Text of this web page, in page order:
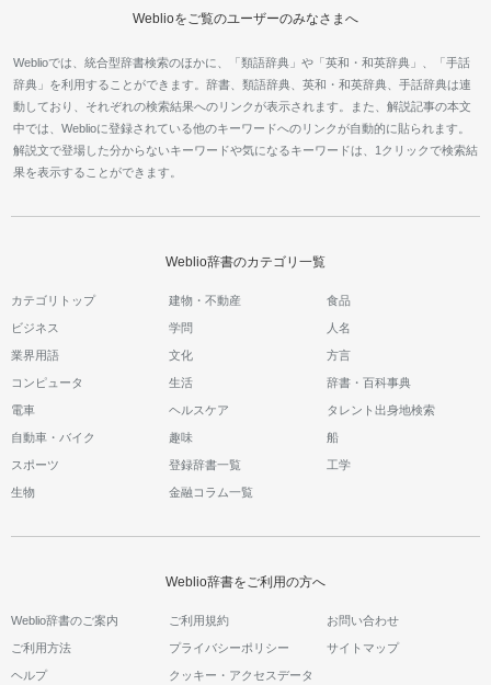
Weblioをご覧のユーザーのみなさまへ
Weblioでは、統合型辞書検索のほかに、「類語辞典」や「英和・和英辞典」、「手話
辞典」を利用することができます。辞書、類語辞典、英和・和英辞典、手話辞典は連
動しており、それぞれの検索結果へのリンクが表示されます。また、解説記事の本文
中では、Weblioに登録されている他のキーワードへのリンクが自動的に貼られます。
解説文で登場した分からないキーワードや気になるキーワードは、1クリックで検索結
果を表示することができます。
Weblio辞書のカテゴリ一覧
カテゴリトップ 建物・不動産 食品
ビジネス 学問 人名
業界用語 文化 方言
コンピュータ 生活 辞書・百科事典
電車 ヘルスケア タレント出身地検索
自動車・バイク 趣味 船
スポーツ 登録辞書一覧 工学
生物 金融コラム一覧
Weblio辞書をご利用の方へ
Weblio辞書のご案内 ご利用規約 お問い合わせ
ご利用方法 プライバシーポリシー サイトマップ
ヘルプ
クッキー・アクセスデータ